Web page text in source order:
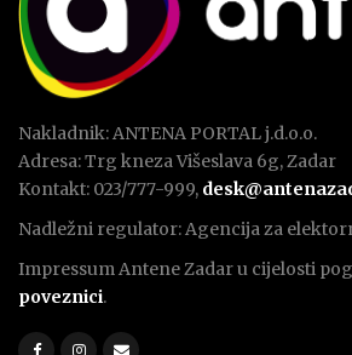
Nakladnik: ANTENA PORTAL j.d.o.o.
Adresa: Trg kneza Višeslava 6g, Zadar
Kontakt: 023/777-999,
Nadležni regulator: Agencija za
Impressum Antene Zadar u cijelosti
poveznici.